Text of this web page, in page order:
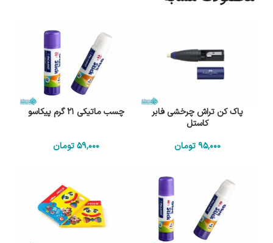
پاک کن تراش چرخشی فابر
کاستل
95٬000 تومان
چسب ماتیکی 21 گرم پیکاسو
59٬000 تومان